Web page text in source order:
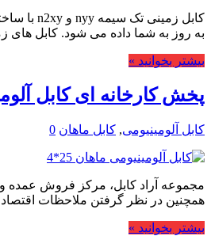
به روز به شما داده می شود. کابل های
بیشتر بخوانید »
پخش کارخانه ای کابل
کابل آلومینیومی, کابل ماهان 0
همچنین در نظر گرفتن ملاحظات
بیشتر بخوانید »